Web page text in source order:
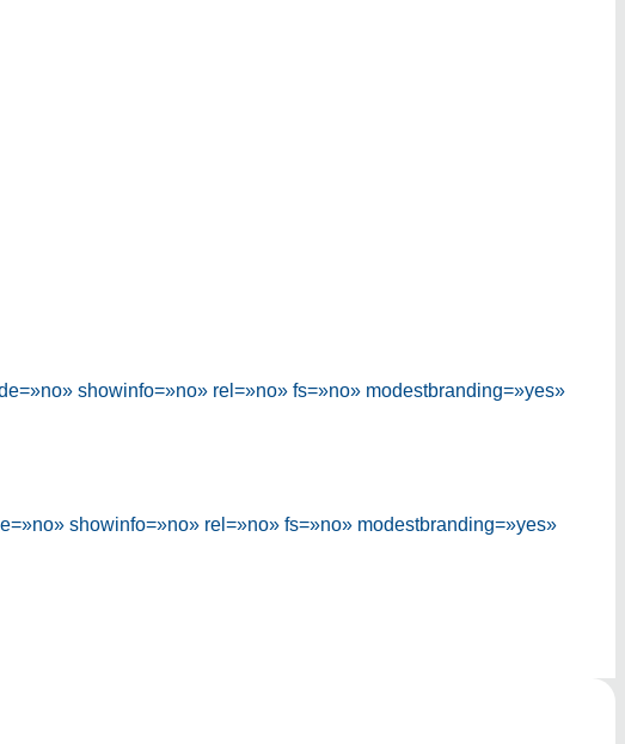
showinfo=»no» rel=»no» fs=»no» modestbranding=»yes»
showinfo=»no» rel=»no» fs=»no» modestbranding=»yes»